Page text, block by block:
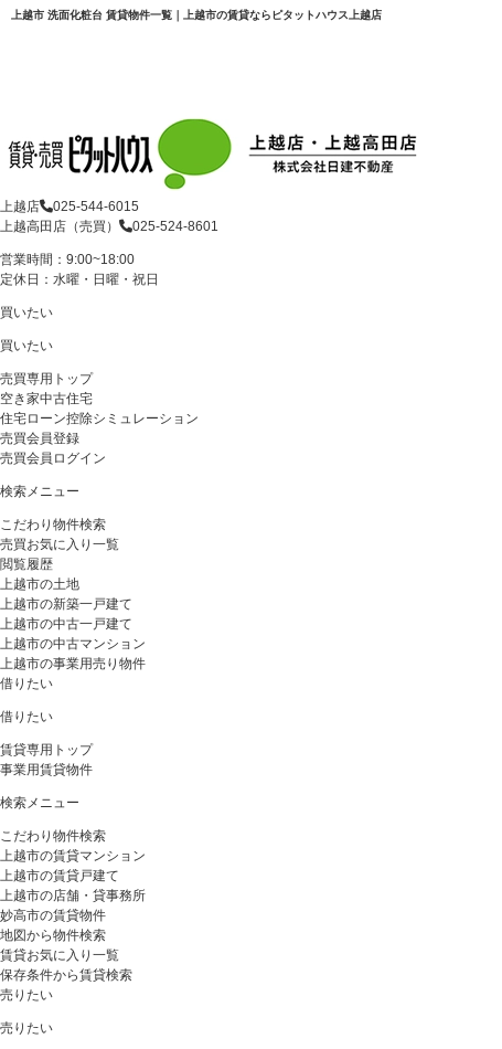
上越市 洗面化粧台 賃貸物件一覧｜上越市の賃貸ならピタットハウス上越店
上越店
025-544-6015
上越高田店（売買）
025-524-8601
営業時間：9:00~18:00
定休日：水曜・日曜・祝日
買いたい
買いたい
売買専用トップ
空き家中古住宅
住宅ローン控除シミュレーション
売買会員登録
売買会員ログイン
検索メニュー
こだわり物件検索
売買お気に入り一覧
閲覧履歴
上越市の土地
上越市の新築一戸建て
上越市の中古一戸建て
上越市の中古マンション
上越市の事業用売り物件
借りたい
借りたい
賃貸専用トップ
事業用賃貸物件
検索メニュー
こだわり物件検索
上越市の賃貸マンション
上越市の賃貸戸建て
上越市の店舗・貸事務所
妙高市の賃貸物件
地図から物件検索
賃貸お気に入り一覧
保存条件から賃貸検索
売りたい
売りたい